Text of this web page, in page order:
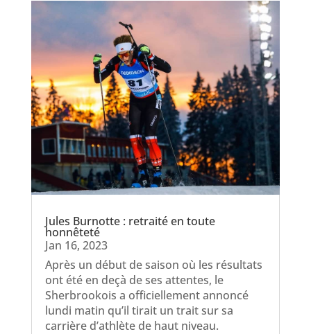
Jules Burnotte : retraité en toute
honnêteté
Jan 16, 2023
Après un début de saison où les résultats
ont été en deçà de ses attentes, le
Sherbrookois a officiellement annoncé
lundi matin qu’il tirait un trait sur sa
carrière d’athlète de haut niveau.